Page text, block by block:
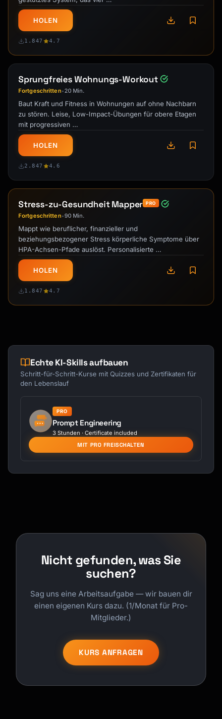
HOLEN
1.847 4.7
Sprungfreies Wohnungs-Workout
Fortgeschritten•20 Min.
Baut Kraft und Fitness in Wohnungen auf ohne Nachbarn
zu stören. Leise, Low-Impact-Übungen für obere Etagen
mit progressiven …
HOLEN
2.847 4.6
Stress-zu-Gesundheit Mapper PRO
Fortgeschritten•90 Min.
Mappt wie beruflicher, finanzieller und
beziehungsbezogener Stress körperliche Symptome über
HPA-Achsen-Pfade auslöst. Personalisierte …
HOLEN
1.847 4.7
Echte KI-Skills aufbauen
Schritt-für-Schritt-Kurse mit Quizzes und Zertifikaten für
den Lebenslauf
PRO
Prompt Engineering
3 Stunden · Certificate included
MIT PRO FREISCHALTEN
Nicht gefunden, was Sie
suchen?
Sag uns eine Arbeitsaufgabe — wir bauen dir
einen eigenen Kurs dazu. (1/Monat für Pro-
Mitglieder.)
KURS ANFRAGEN